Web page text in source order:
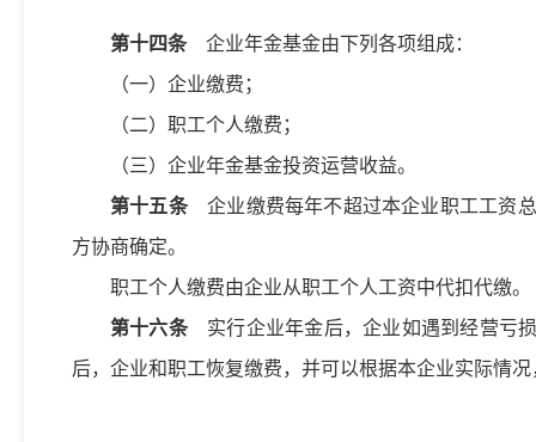
第十四条企业年金基金由下列各项组成：
（一）企业缴费；
（二）职工个人缴费；
（三）企业年金基金投资运营收益。
第十五条企业缴费每年不超过本企业职工工资总
方协商确定。
职工个人缴费由企业从职工个人工资中代扣代缴。
第十六条实行企业年金后，企业如遇到经营亏损
后，企业和职工恢复缴费，并可以根据本企业实际情